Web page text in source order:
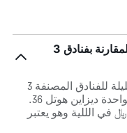
هل الأسعار في ديزاين هوتل 36 قابلة للمقارنة بفنادق 3
هناك فرق يبلغ 11% في متوسط ​​سعر الليلة للفنادق المصنفة 3
نجوم في صوفيا ومتوسط ​​سعر الليلة الواحدة ديزاين هوتل 36.
السعر في ديزاين هوتل 36 هو فقط 332 ﷼ في الللية وهو يعتبر